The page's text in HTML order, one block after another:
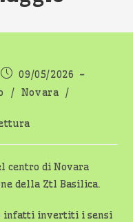
Articolo
pubblicato:
09/05/2026
/ Novara /
centro di Novara
della Ztl Basilica.
infatti invertiti i sensi